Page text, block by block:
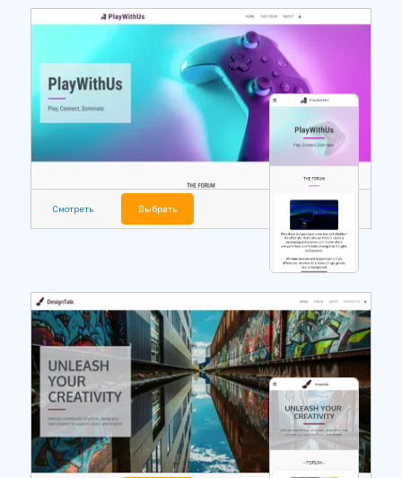
Смотреть Выбрать